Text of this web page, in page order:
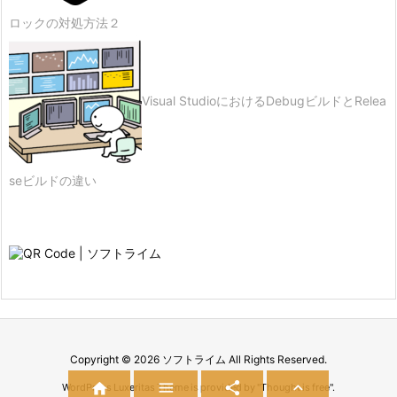
ロックの対処方法２
Visual StudioにおけるDebugビルドとRelea
seビルドの違い
Copyright © 2026 ソフトライム All Rights Reserved.
WordPress Luxeritas Theme is provided by " Thought is free".
   